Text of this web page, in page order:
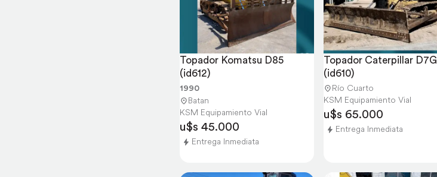
Topador Komatsu D85
(id612)
1990
Batan
KSM Equipamiento Vial
u$s 45.000
Entrega Inmediata
Topador Caterpillar D7G
(id610)
Río Cuarto
KSM Equipamiento Vial
u$s 65.000
Entrega Inmediata